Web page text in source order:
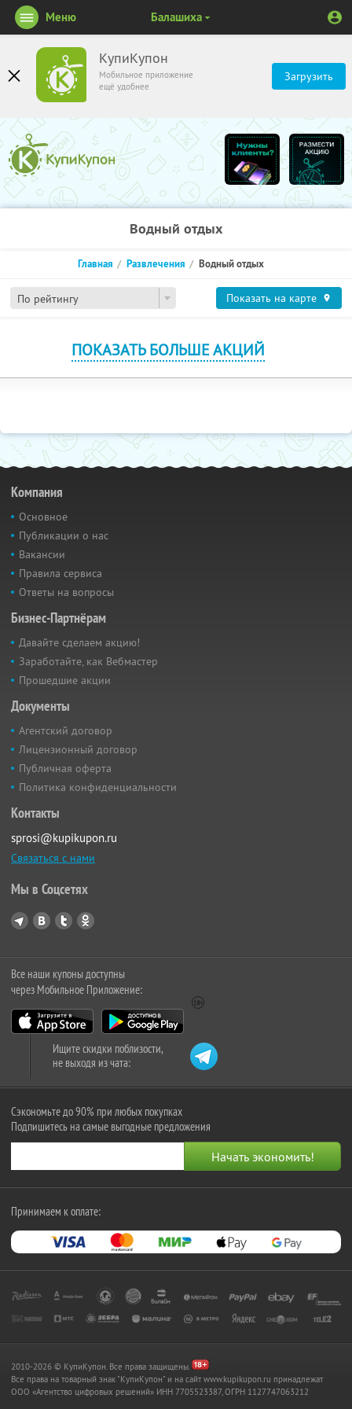
КупиКупон
Мобильное приложение
ещё удобнее
Загрузить
Меню Балашиха
Водный отдых
По рейтингу
Главная Развлечения Водный отдых
Показать на карте
ПОКАЗАТЬ БОЛЬШЕ АКЦИЙ
Компания
Основное
Публикации о нас
Вакансии
Правила сервиса
Ответы на вопросы
Бизнес-Партнёрам
Давайте сделаем акцию!
Заработайте, как Вебмастер
Прошедшие акции
Документы
Агентский договор
Лицензионный договор
Публичная оферта
Политика конфиденциальности
Контакты
sprosi@kupikupon.ru
Связаться с нами
Мы в Соцсетях
Все наши купоны доступны
через Мобильное Приложение:
Ищите скидки поблизости,
не выходя из чата:
Сэкономьте до 90% при любых покупках
Подпишитесь на самые выгодные предложения
Принимаем к оплате:
2010-2026 © КупиКупон. Все права защищены.
Все права на товарный знак "КупиКупон" и на сайт www.kupikupon.ru принадлежат
OOO «Агентство цифровых решений» ИНН 7705523387, ОГРН 1127747063212